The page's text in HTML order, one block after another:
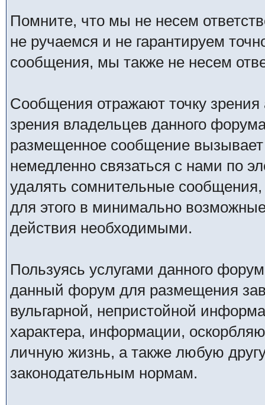
Помните, что мы не несем
не ручаемся и не гарантируем
сообщения, мы также не несем
Сообщения отражают точку зрения
зрения владельцев данного
размещенное сообщение
немедленно связаться с нами по
удалять сомнительные
для этого в минимально
действия необходимыми.
Пользуясь услугами данного
данный форум для размещения
вульгарной, непристойной
характера, информации,
личную жизнь, а также любую
законодательным нормам.